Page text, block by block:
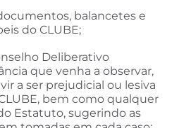
balancetes e
do CLUBE;
Deliberativo
que venha a observar,
a ser prejudicial ou lesiva
bem como qualquer
Estatuto, sugerindo as